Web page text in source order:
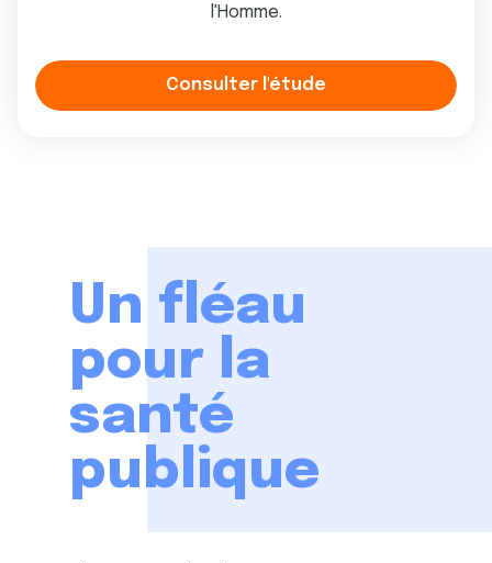
l'Homme.
Consulter l'étude
Un fléau
pour la
santé
publique